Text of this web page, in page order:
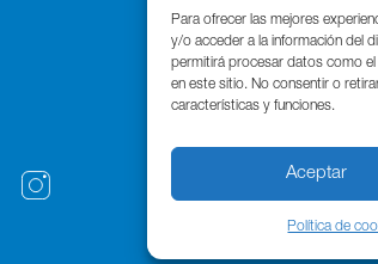
Para ofrecer las mejores
y/o acceder a la información del
permitirá procesar datos como
en este sitio. No consentir o
características y funciones.
Aceptar
Política de
T.